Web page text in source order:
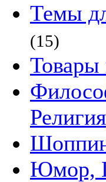
Темы
(15)
Товары
Религия
Юмор,